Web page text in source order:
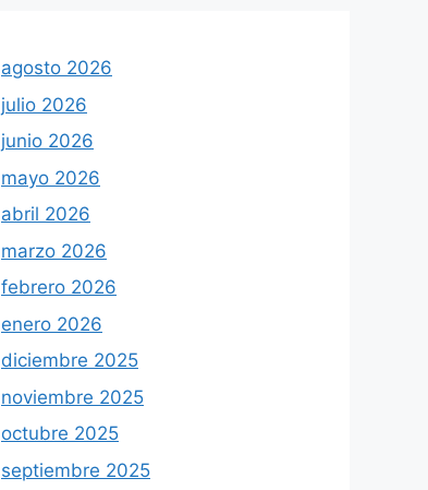
agosto 2026
julio 2026
junio 2026
mayo 2026
abril 2026
marzo 2026
febrero 2026
enero 2026
diciembre 2025
noviembre 2025
octubre 2025
septiembre 2025